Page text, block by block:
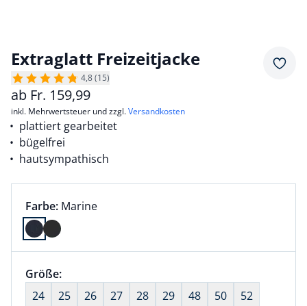
Extraglatt Freizeitjacke
4,8 (15)
ab Fr. 159,99
inkl. Mehrwertsteuer und zzgl.Versandkosten
plattiert gearbeitet
bügelfrei
hautsympathisch
Farbauswahl:
Farbe: aktuell ausgewählt:
Marine
Farbe Marine ausgewählt
Größenauswahl:
Größe:nichts ausgewählt
24
25 26 27 28 29 48 50
52